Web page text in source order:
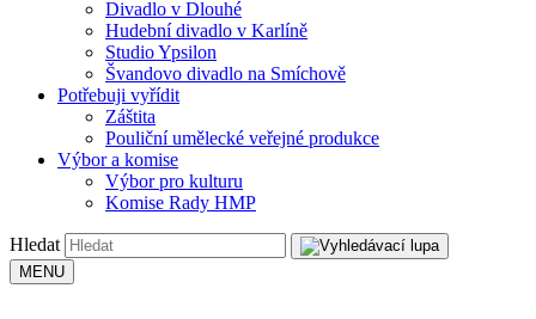
Divadlo v Dlouhé
Hudební divadlo v Karlíně
Studio Ypsilon
Švandovo divadlo na Smíchově
Potřebuji vyřídit
Záštita
Pouliční umělecké veřejné produkce
Výbor a komise
Výbor pro kulturu
Komise Rady HMP
Hledat
MENU